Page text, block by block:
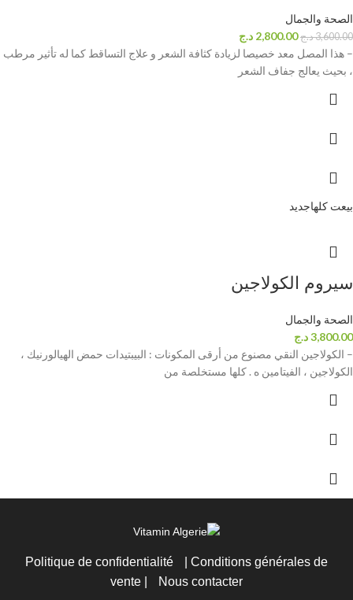
الصحة والجمال
3,600.00د.ج 2,800.00 د.ج
– هذا المصل معد خصيصا لزيادة كثافة الشعر و علاج التساقط كما له تأثير مرطب
، بحيث يعالج جفاف الشعر
بيعت كلهاجديد
سيروم الكولاجين
الصحة والجمال
3,800.00د.ج
– الكولاجين النقي مصنوع من أرقى المكونات : البيبتيدات حمض الهيالورنيك ،
الكولاجين ، الفيتامين ه . كلها مستخلصة من
Politique de confidentialité
Conditions générales de
vente
Nous contacter